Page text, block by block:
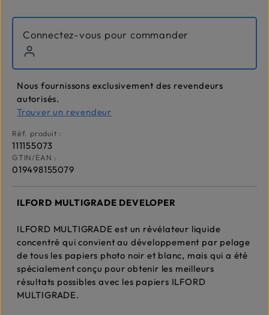
Connectez-vous pour commander
Nous fournissons exclusivement des revendeurs
autorisés.
Trouver un revendeur
Réf. produit :
111155073
GTIN/EAN :
019498155079
ILFORD MULTIGRADE DEVELOPER
ILFORD MULTIGRADE est un révélateur liquide
concentré qui convient au développement par pelage
de tous les papiers photo noir et blanc, mais qui a été
spécialement conçu pour obtenir les meilleurs
résultats possibles avec les papiers ILFORD
MULTIGRADE.